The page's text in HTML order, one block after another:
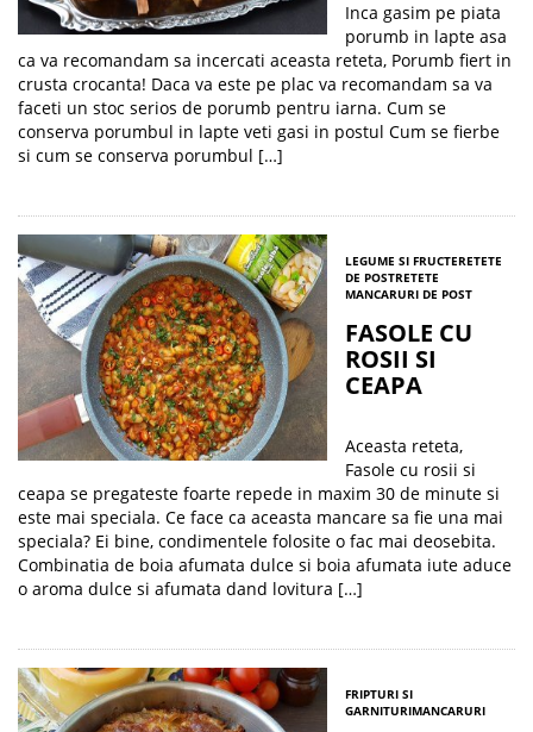
Inca gasim pe piata
porumb in lapte asa
ca va recomandam sa incercati aceasta reteta, Porumb fiert in
crusta crocanta! Daca va este pe plac va recomandam sa va
faceti un stoc serios de porumb pentru iarna. Cum se
conserva porumbul in lapte veti gasi in postul Cum se fierbe
si cum se conserva porumbul […]
LEGUME SI FRUCTERETETE
DE POSTRETETE
MANCARURI DE POST
FASOLE CU
ROSII SI
CEAPA
Aceasta reteta,
Fasole cu rosii si
ceapa se pregateste foarte repede in maxim 30 de minute si
este mai speciala. Ce face ca aceasta mancare sa fie una mai
speciala? Ei bine, condimentele folosite o fac mai deosebita.
Combinatia de boia afumata dulce si boia afumata iute aduce
o aroma dulce si afumata dand lovitura […]
FRIPTURI SI
GARNITURIMANCARURI